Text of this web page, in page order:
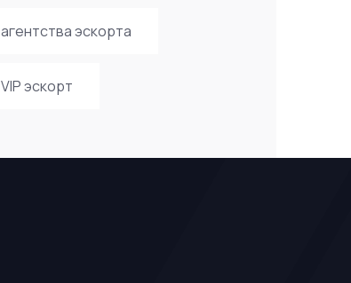
агентства эскорта
VIP эскорт